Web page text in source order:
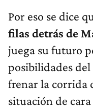
Por eso se dice
filas detrás de
juega su futuro
posibilidades
frenar la corrida
situación de